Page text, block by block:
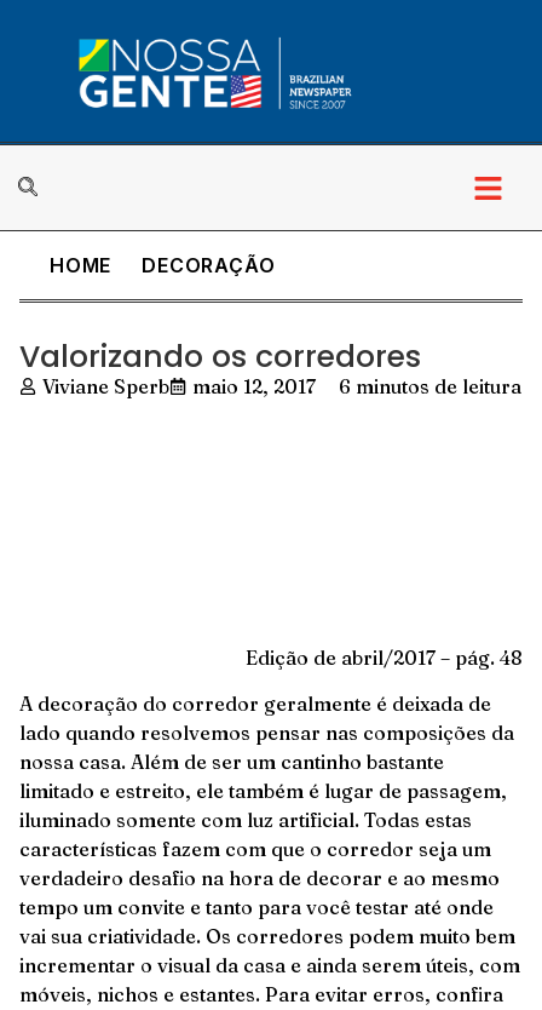
HOME DECORAÇÃO
Valorizando os corredores
Viviane Sperb maio 12, 2017 6 minutos de leitura
Edição de abril/2017 – pág. 48
A decoração do corredor geralmente é deixada de
lado quando resolvemos pensar nas composições da
nossa casa. Além de ser um cantinho bastante
limitado e estreito, ele também é lugar de passagem,
iluminado somente com luz artificial. Todas estas
características fazem com que o corredor seja um
verdadeiro desafio na hora de decorar e ao mesmo
tempo um convite e tanto para você testar até onde
vai sua criatividade. Os corredores podem muito bem
incrementar o visual da casa e ainda serem úteis, com
móveis, nichos e estantes. Para evitar erros, confira